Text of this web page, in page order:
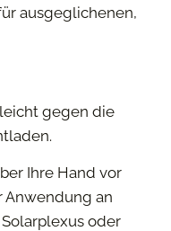
ausgeglichenen,
gegen die
Ihre Hand vor
Anwendung an
oder